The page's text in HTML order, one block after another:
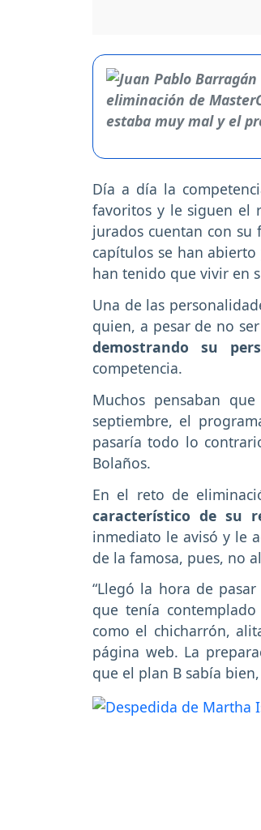
Día a día la
favoritos y le siguen el
jurados cuentan con su
capítulos se han
han tenido que vivir en
Una de las
quien, a pesar de no
demostrando su
competencia.
Muchos pensaban
septiembre, el
pasaría todo lo
Bolaños.
En el reto de
característico de su
inmediato le avisó y le
de la famosa, pues, no
“Llegó la hora de
que tenía
como el chicharrón,
página web. La
que el plan B sabía